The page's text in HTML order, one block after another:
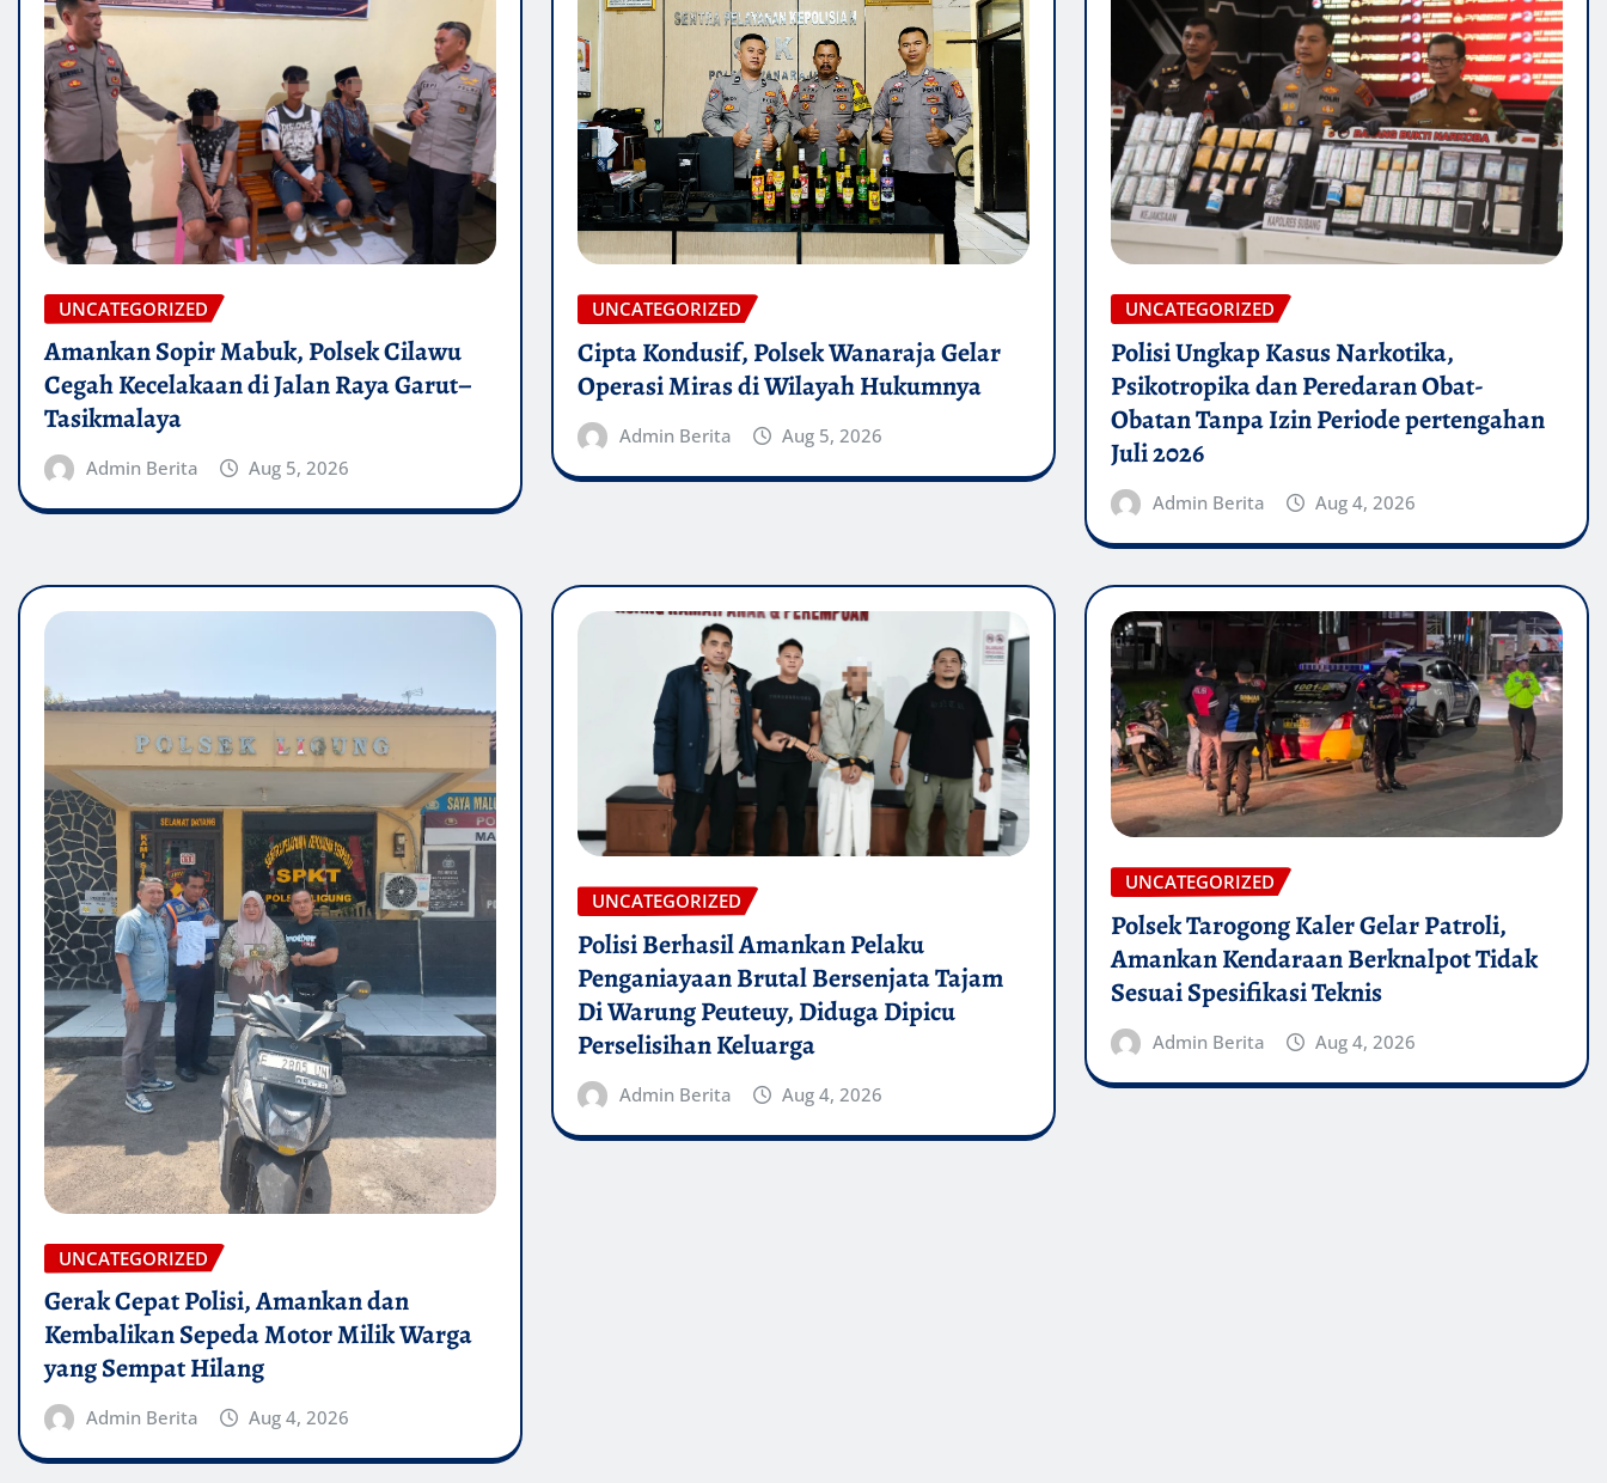
UNCATEGORIZED
Amankan Sopir Mabuk, Polsek Cilawu
Cegah Kecelakaan di Jalan Raya Garut–
Tasikmalaya
Admin Berita Aug 5, 2026
UNCATEGORIZED
Cipta Kondusif, Polsek Wanaraja Gelar
Operasi Miras di Wilayah Hukumnya
Admin Berita Aug 5, 2026
UNCATEGORIZED
Polisi Ungkap Kasus Narkotika,
Psikotropika dan Peredaran Obat-
Obatan Tanpa Izin Periode pertengahan
Juli 2026
Admin Berita Aug 4, 2026
UNCATEGORIZED
Gerak Cepat Polisi, Amankan dan
Kembalikan Sepeda Motor Milik Warga
yang Sempat Hilang
Admin Berita Aug 4, 2026
UNCATEGORIZED
Polisi Berhasil Amankan Pelaku
Penganiayaan Brutal Bersenjata Tajam
Di Warung Peuteuy, Diduga Dipicu
Perselisihan Keluarga
Admin Berita Aug 4, 2026
UNCATEGORIZED
Polsek Tarogong Kaler Gelar Patroli,
Amankan Kendaraan Berknalpot Tidak
Sesuai Spesifikasi Teknis
Admin Berita Aug 4, 2026